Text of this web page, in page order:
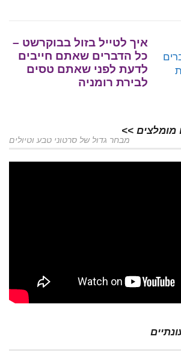
איך לטייל בזול בבוקרשט –
כל הדברים שאתם חייבים
לדעת לפני שאתם טסים
לבירת רומניה
מומלצים >>
מבחר גדול של סרטוני טבע וטיולים